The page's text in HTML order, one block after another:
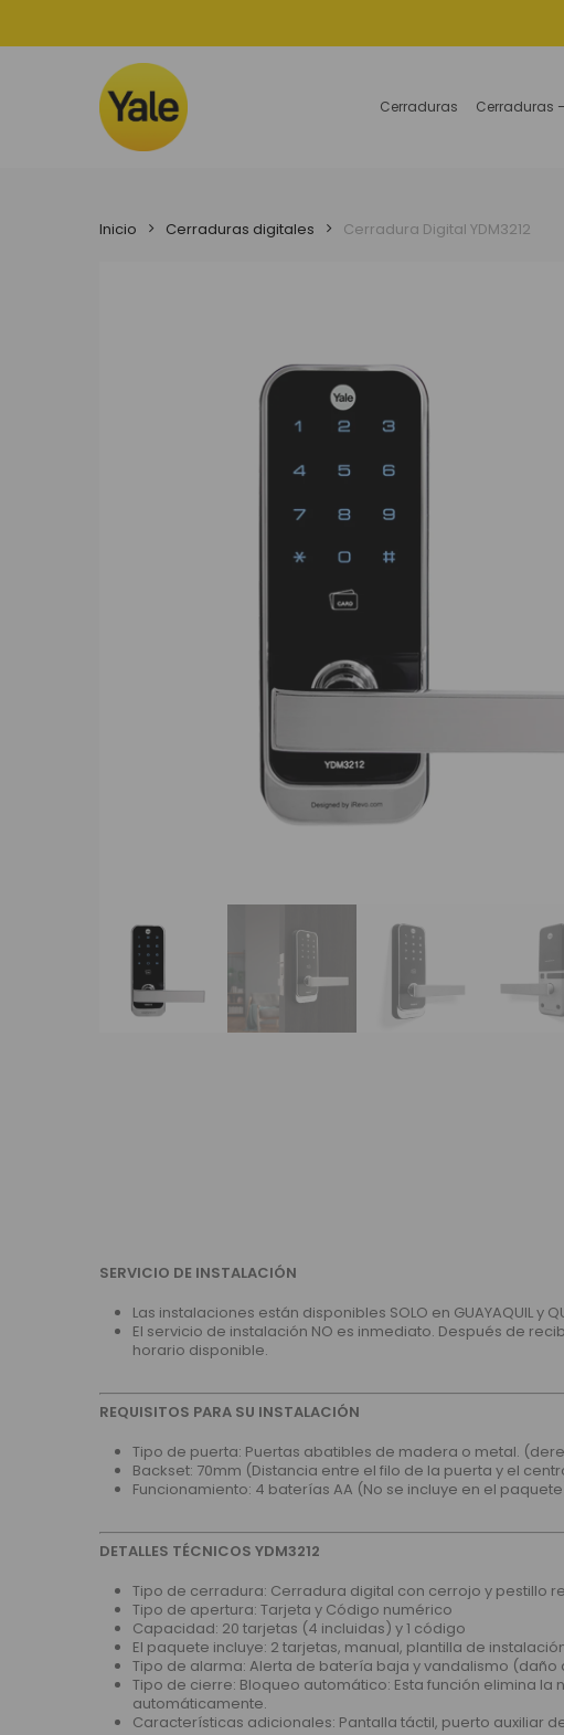
main
Cerraduras Cerraduras
Inicio Cerraduras digitales Cerradura Digital YDM3212
SERVICIO DE INSTALACIÓN
Las instalaciones están disponibles SOLO en GUAYAQUIL y
El servicio de instalación NO es inmediato. Después de
horario disponible.
REQUISITOS PARA SU INSTALACIÓN
Tipo de puerta: Puertas abatibles de madera o metal.
Backset: 70mm (Distancia entre el filo de la puerta y el
Funcionamiento: 4 baterías AA (No se incluye en el
DETALLES TÉCNICOS YDM3212
Tipo de cerradura: Cerradura digital con cerrojo y pestillo
Tipo de apertura: Tarjeta y Código numérico
Capacidad: 20 tarjetas (4 incluidas) y 1 código
El paquete incluye: 2 tarjetas, manual, plantilla de
Tipo de alarma: Alerta de batería baja y vandalismo (daño
Tipo de cierre: Bloqueo automático: Esta función elimina
automáticamente.
Características adicionales: Pantalla táctil, puerto auxiliar